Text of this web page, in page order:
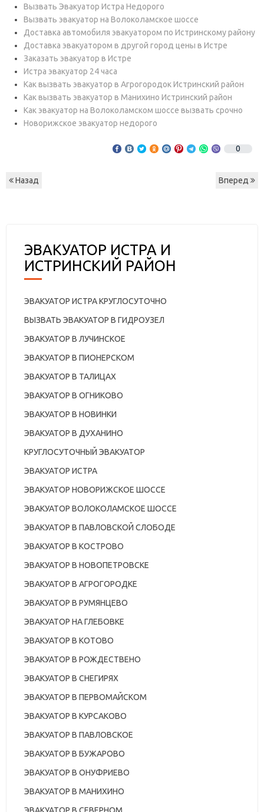
Вызвать Эвакуатор Истра Недорого
Вызвать эвакуатор на Волоколамское шоссе
Доставка автомобиля эвакуатором по Истринскому району
Доставка эвакуатором в другой город цены в Истре
Заказать эвакуатор в Истре
Истра эвакуатор 24 часа
Как вызвать эвакуатор в Агрогородок Истринский район
Как вызвать эвакуатор в Манихино Истринский район
Как эвакуатор на Волоколамском шоссе вызвать срочно
Новорижское эвакуатор недорого
0
Назад Вперед
ЭВАКУАТОР ИСТРА И
ИСТРИНСКИЙ РАЙОН
ЭВАКУАТОР ИСТРА КРУГЛОСУТОЧНО
ВЫЗВАТЬ ЭВАКУАТОР В ГИДРОУЗЕЛ
ЭВАКУАТОР В ЛУЧИНСКОЕ
ЭВАКУАТОР В ПИОНЕРСКОМ
ЭВАКУАТОР В ТАЛИЦАХ
ЭВАКУАТОР В ОГНИКОВО
ЭВАКУАТОР В НОВИНКИ
ЭВАКУАТОР В ДУХАНИНО
КРУГЛОСУТОЧНЫЙ ЭВАКУАТОР
ЭВАКУАТОР ИСТРА
ЭВАКУАТОР НОВОРИЖСКОЕ ШОССЕ
ЭВАКУАТОР ВОЛОКОЛАМСКОЕ ШОССЕ
ЭВАКУАТОР В ПАВЛОВСКОЙ СЛОБОДЕ
ЭВАКУАТОР В КОСТРОВО
ЭВАКУАТОР В НОВОПЕТРОВСКЕ
ЭВАКУАТОР В АГРОГОРОДКЕ
ЭВАКУАТОР В РУМЯНЦЕВО
ЭВАКУАТОР НА ГЛЕБОВКЕ
ЭВАКУАТОР В КОТОВО
ЭВАКУАТОР В РОЖДЕСТВЕНО
ЭВАКУАТОР В СНЕГИРЯХ
ЭВАКУАТОР В ПЕРВОМАЙСКОМ
ЭВАКУАТОР В КУРСАКОВО
ЭВАКУАТОР В ПАВЛОВСКОЕ
ЭВАКУАТОР В БУЖАРОВО
ЭВАКУАТОР В ОНУФРИЕВО
ЭВАКУАТОР В МАНИХИНО